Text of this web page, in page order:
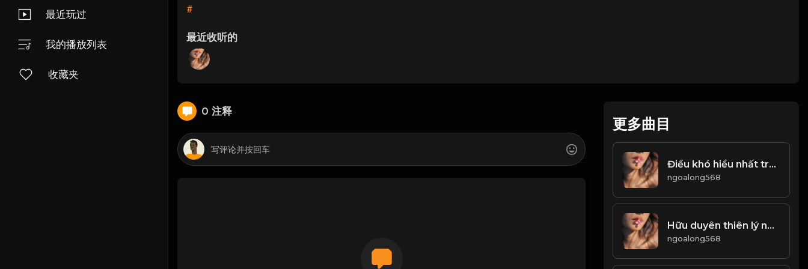
最近玩过
我的播放列表
收藏夹
#
最近收听的
0 注释
更多曲目
Điều khó hiểu nhất trên đời này, chính là Lường Người! Đạo
ngoalong568
Hữu duyên thiên lý năng tương ngộ Vô duyên đối diện bất tương phùng! & Đạo
ngoalong568